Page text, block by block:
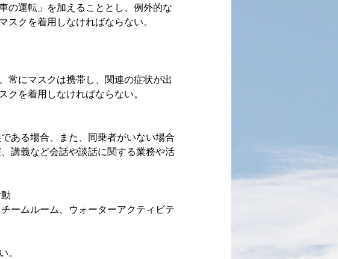
の運転」を加えることとし、例外的な
クを着用しなければならない。
常にマスクは携帯し、関連の症状が出
を着用しなければならない。
ある場合、また、同乗者がいない場合
講義など会話や談話に関する業務や活
ームルーム、ウォーターアクティビテ
。